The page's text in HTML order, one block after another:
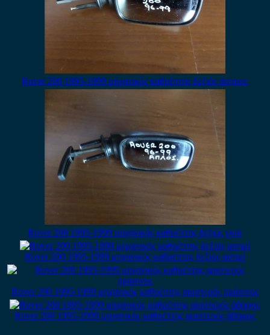
Rover 200 1995-1999 μηχανικός καθρέπτης δεξιός άσπρος
Rover 200 1995-1999 μηχανικός καθρέπτης δεξιός γκρί
Rover 200 1995-1999 μηχανικός καθρέπτης δεξιός ασημί
Rover 200 1995-1999 μηχανικός καθρέπτης αριστερός πράσινος
Rover 200 1995-1999 μηχανικός καθρέπτης αριστερός άβαφος